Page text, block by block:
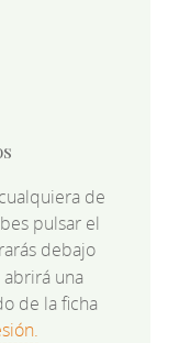
de
pulsar el
debajo
una
de la ficha